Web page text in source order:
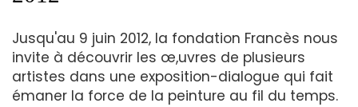
Jusqu'au 9 juin 2012, la fondation Francès nous
invite à découvrir les œ,uvres de plusieurs
artistes dans une exposition-dialogue qui fait
émaner la force de la peinture au fil du temps.